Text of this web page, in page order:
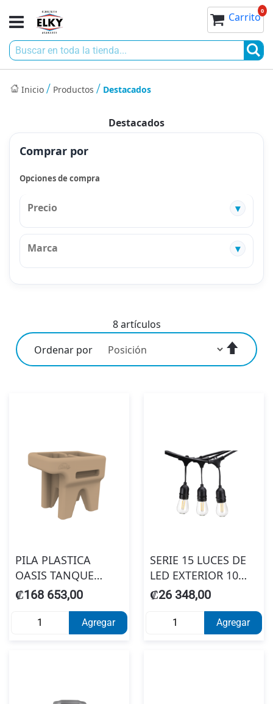
al
contenido
Toggle
Nav
Mi cesta
Carrito0 0
Inicio Productos Destacados
Destacados
8artículos
Ordenar por
Fijar
PILA PLASTICA
OASIS TANQUE
DERECHO BEIGE
0.70F X 0.89 ALTO)
PROD0000404
₡168 653,00
Agregar
SERIE 15 LUCES DE
LED EXTERIOR 10
MTSGLS STRING
IP65 #95088150A
₡26 348,00
Agregar
Comprar por
Opciones de compra
Precio
Marca